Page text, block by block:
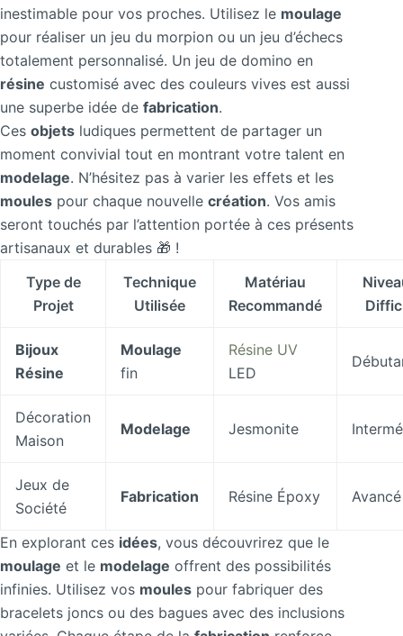
inestimable pour vos proches. Utilisez le moulage
pour réaliser un jeu du morpion ou un jeu d’échecs
totalement personnalisé. Un jeu de domino en
résine customisé avec des couleurs vives est aussi
une superbe idée de fabrication.
Ces objets ludiques permettent de partager un
moment convivial tout en montrant votre talent en
modelage. N’hésitez pas à varier les effets et les
moules pour chaque nouvelle création. Vos amis
seront touchés par l’attention portée à ces présents
artisanaux et durables 🎁 !
Type de
Projet
Technique
Utilisée
Matériau
Recommandé
Bijoux
Résine
Moulage
fin
Résine UV
LED
Décoration
Maison
Modelage Jesmonite
Jeux de
Société
Fabrication Résine Époxy Avancé
En explorant ces idées, vous découvrirez que le
moulage et le modelage offrent des possibilités
infinies. Utilisez vos moules pour fabriquer des
bracelets joncs ou des bagues avec des inclusions